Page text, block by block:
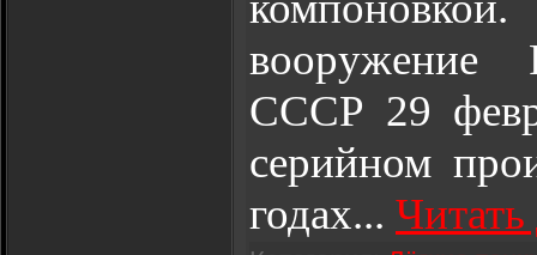
СССР 29
серийном
годах...